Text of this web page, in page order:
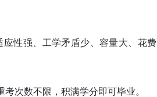
性强、工学矛盾少、容量大、花费
次数不限，积满学分即可毕业。